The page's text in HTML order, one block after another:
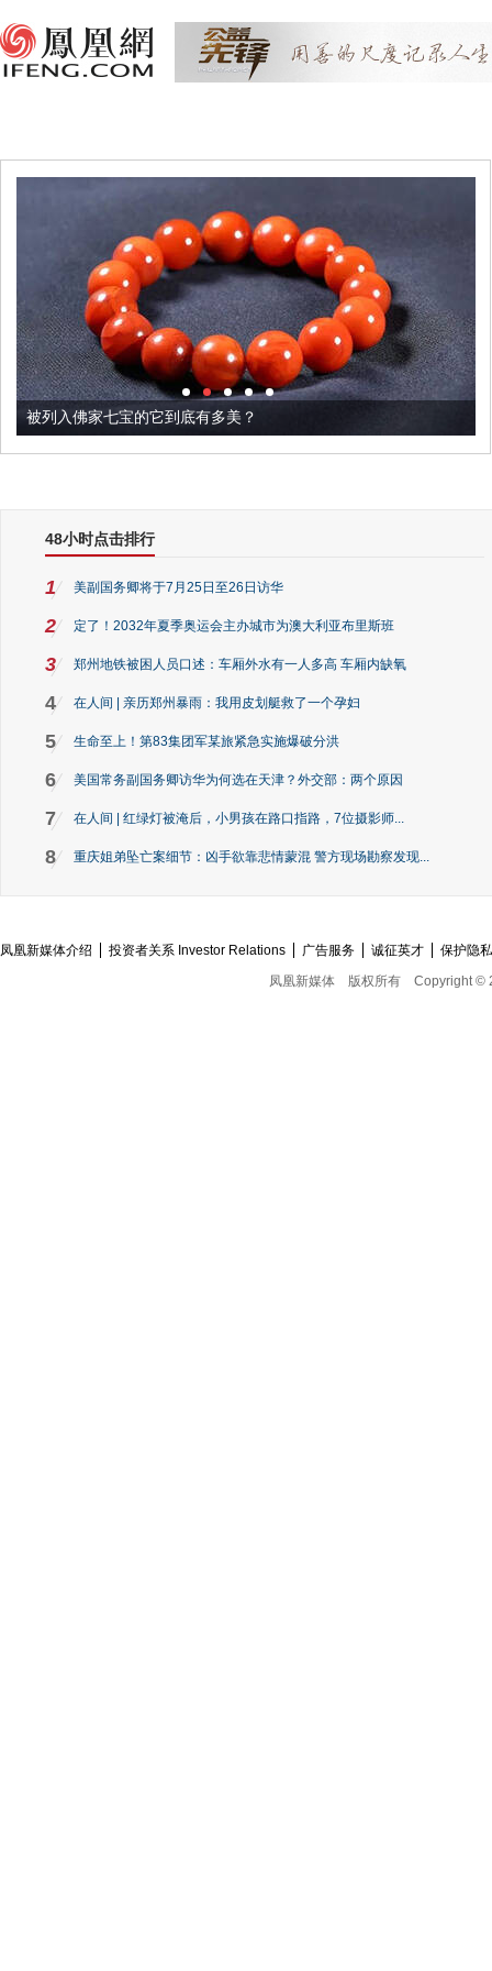
被列入佛家七宝的它到底有多美？
48小时点击排行
1 美副国务卿将于7月25日至26日访华
2 定了！2032年夏季奥运会主办城市为澳大利亚布里斯班
3 郑州地铁被困人员口述：车厢外水有一人多高 车厢内缺氧
4 在人间 | 亲历郑州暴雨：我用皮划艇救了一个孕妇
5 生命至上！第83集团军某旅紧急实施爆破分洪
6 美国常务副国务卿访华为何选在天津？外交部：两个原因
7 在人间 | 红绿灯被淹后，小男孩在路口指路，7位摄影师...
8 重庆姐弟坠亡案细节：凶手欲靠悲情蒙混 警方现场勘察发现...
凤凰新媒体介绍 投资者关系 Investor Relations 广告服务 诚征英才
保护隐
凤凰新媒体
版权所有 Copyright ©